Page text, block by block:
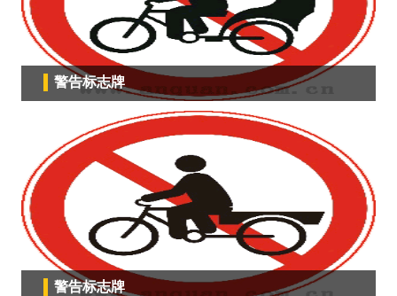
警告标志牌
警告标志牌